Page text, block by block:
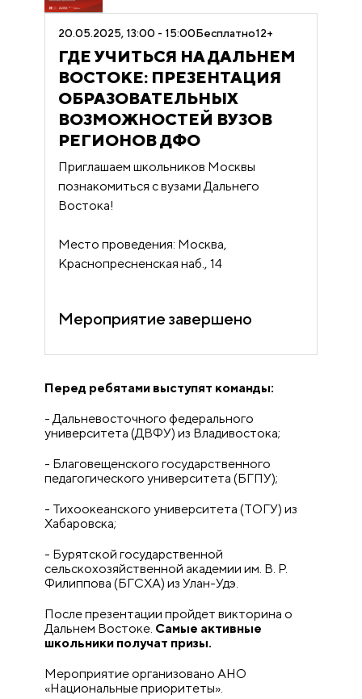
20.05.2025, 13:00 - 15:00Бесплатно12+
ГДЕ УЧИТЬСЯ НА ДАЛЬНЕМ
ВОСТОКЕ: ПРЕЗЕНТАЦИЯ
ОБРАЗОВАТЕЛЬНЫХ
ВОЗМОЖНОСТЕЙ ВУЗОВ
РЕГИОНОВ ДФО
Приглашаем школьников Москвы
познакомиться с вузами Дальнего
Востока!
Место проведения: Москва,
Краснопресненская наб., 14
Мероприятие завершено
Перед ребятами выступят команды:
- Дальневосточного федерального
университета (ДВФУ) из Владивостока;
- Благовещенского государственного
педагогического университета (БГПУ);
- Тихоокеанского университета (ТОГУ) из
Хабаровска;
- Бурятской государственной
сельскохозяйственной академии им. В. Р.
Филиппова (БГСХА) из Улан-Удэ.
После презентации пройдет викторина о
Дальнем Востоке. Самые активные
школьники получат призы.
Мероприятие организовано АНО
«Национальные приоритеты».